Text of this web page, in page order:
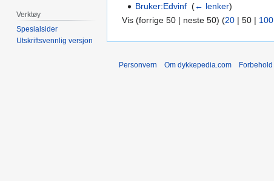
Bruker:Edvinf ‎(← lenker)
Vis (forrige 50 | neste 50) (20 | 50 | 100
Verktøy
Spesialsider
Utskriftsvennlig versjon
Personvern Om dykkepedia.com Forbehold